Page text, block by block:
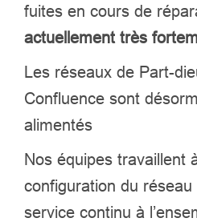
fuites en cours de
actuellement très
Les réseaux de Part-
Confluence sont
alimentés
Nos équipes travaillent
configuration du
service continu à